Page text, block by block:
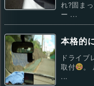
れ?固ま
ー ...
本格的
ドライブ
取付
。
...